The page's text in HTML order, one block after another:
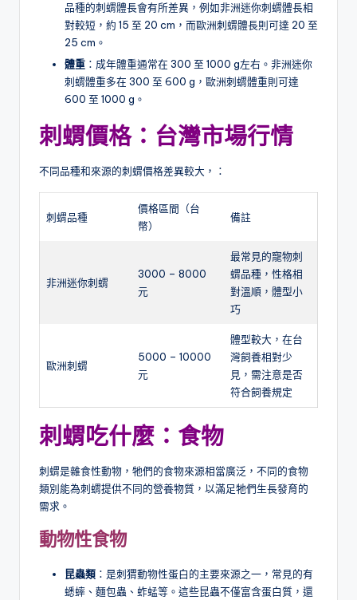
品種的刺蝟體長會有所差異，例如非洲迷你刺蝟體長相
對較短，約 15 至 20 cm，而歐洲刺蝟體長則可達 20 至
25 cm。
體重 ：成年體重通常在 300 至 1000 g左右。非洲迷你
刺蝟體重多在 300 至 600 g，歐洲刺蝟體重則可達
600 至 1000 g。
刺蝟價格：台灣市場行情
不同品種和來源的刺蝟價格差異較大，：
刺蝟品種
價格區間（台
幣）
備註
非洲迷你刺蝟
3000 – 8000
元
最常見的寵物刺
蝟品種，性格相
對溫順，體型小
巧
歐洲刺蝟
5000 – 10000
元
體型較大，在台
灣飼養相對少
見，需注意是否
符合飼養規定
刺蝟吃什麼：食物
刺蝟是雜食性動物，牠們的食物來源相當廣泛，不同的食物
類別能為刺蝟提供不同的營養物質，以滿足牠們生長發育的
需求。
動物性食物
昆蟲類 ：是刺猬動物性蛋白的主要來源之一，常見的有
蟋蟀、麵包蟲、蚱蜢等。這些昆蟲不僅富含蛋白質，還